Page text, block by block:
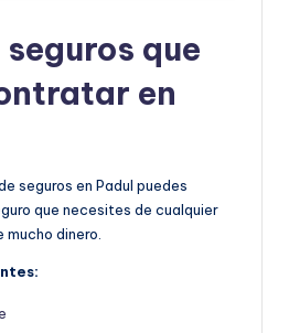
que
en
seguros en Padul puedes
que necesites de cualquier
dinero.